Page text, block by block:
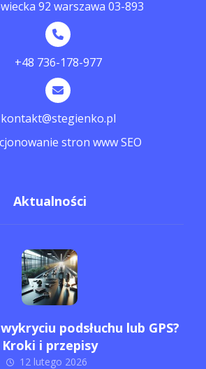
92 warszawa 03-893
+48 736-178-977
kontakt@stegienko.pl
stron www SEO
Aktualności
podsłuchu lub GPS?
Kroki i przepisy
12 lutego 2026